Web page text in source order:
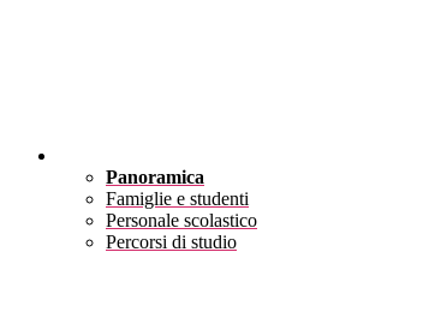
Panoramica
Famiglie e studenti
Personale scolastico
Percorsi di studio